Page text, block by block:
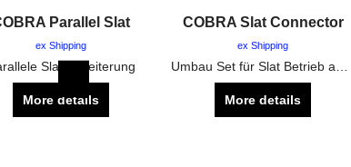
Parallel Slat
ex Shipping
Slat Erweiterung
More details
COBRA Slat Connector
ex Shipping
More details